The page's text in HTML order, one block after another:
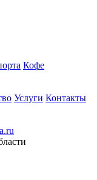
Кофе
Услуги Контакты